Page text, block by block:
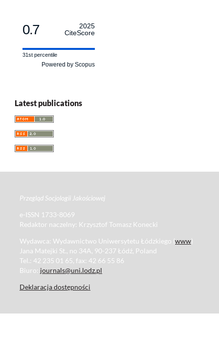
0.7
2025
CiteScore
31st percentile
Powered by Scopus
Latest publications
Przegląd Socjologii Jakościowej
e-ISSN 1733-8069
Redaktor naczelny: Krzysztof Tomasz Konecki
Wydawca: Wydawnictwo Uniwersytetu Łódzkiego (www)
Jana Matejki St., no 34A, 90-237 Łódź, Poland
Tel.: 42 235 01 65, fax: 42 66 55 86
Biuro: journals@uni.lodz.pl
Deklaracja dostępności